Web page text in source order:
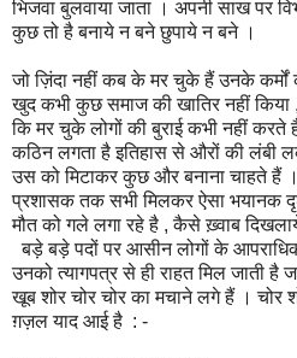
भिजवा बुलवाया जाता । अपनी साख पर
कुछ तो है बनाये न बने छुपाये न बने ।
जो ज़िंदा नहीं कब के मर चुके हैं उनके कर्मों
खुद कभी कुछ समाज की खातिर नहीं किया
कि मर चुके लोगों की बुराई कभी नहीं
कठिन लगता है इतिहास से औरों की लंबी
उस को मिटाकर कुछ और बनाना चाहते हैं
प्रशासक तक सभी मिलकर ऐसा भयानक
मौत को गले लगा रहे है , कैसे ख़्वाब
बड़े बड़े पदों पर आसीन लोगों के
उनको त्यागपत्र से ही राहत मिल जाती
खूब शोर चोर चोर का मचाने लगे हैं । चोर
ग़ज़ल याद आई है : -